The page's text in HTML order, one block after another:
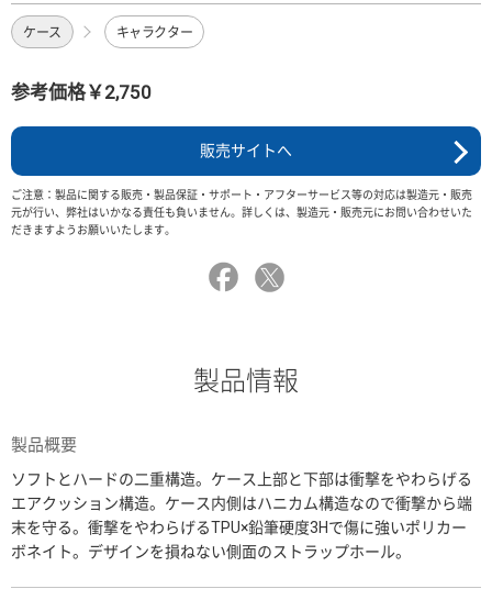
ケース キャラクター
参考価格￥2,750
販売サイトへ
ご注意：製品に関する販売・製品保証・サポート・アフターサービス等の対応は製造元・販売
元が行い、弊社はいかなる責任も負いません。詳しくは、製造元・販売元にお問い合わせいた
だきますようお願いいたします。
製品情報
製品概要
ソフトとハードの二重構造。ケース上部と下部は衝撃をやわらげる
エアクッション構造。ケース内側はハニカム構造なので衝撃から端
末を守る。衝撃をやわらげるTPU×鉛筆硬度3Hで傷に強いポリカー
ボネイト。デザインを損ねない側面のストラップホール。